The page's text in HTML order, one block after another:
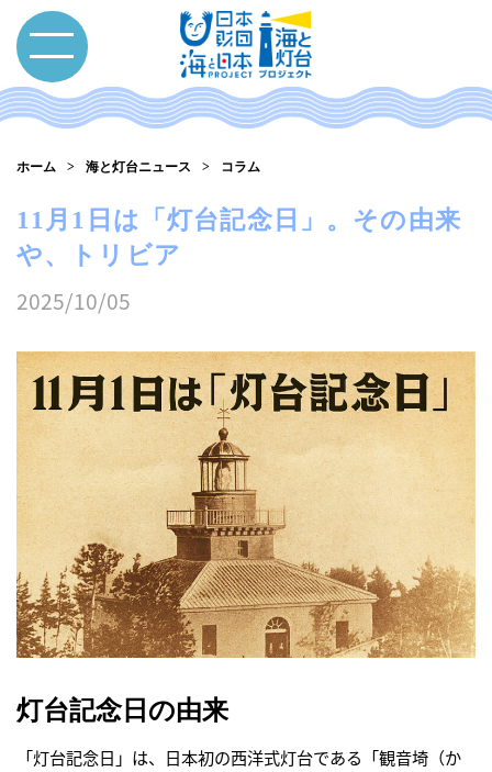
ホーム 海と灯台ニュース コラム
11月1日は「灯台記念日」。その由来
や、トリビア
2025/10/05
灯台記念日の由来
「灯台記念日」は、日本初の西洋式灯台である「観音埼（か